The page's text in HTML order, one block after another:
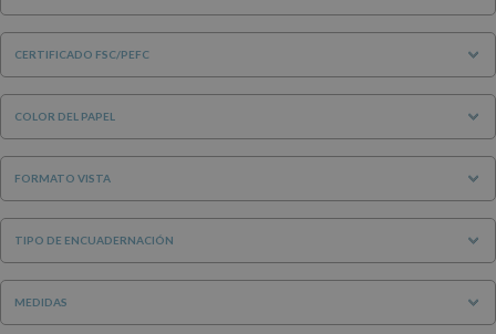
CERTIFICADO FSC/PEFC
COLOR DEL PAPEL
FORMATO VISTA
TIPO DE ENCUADERNACIÓN
MEDIDAS